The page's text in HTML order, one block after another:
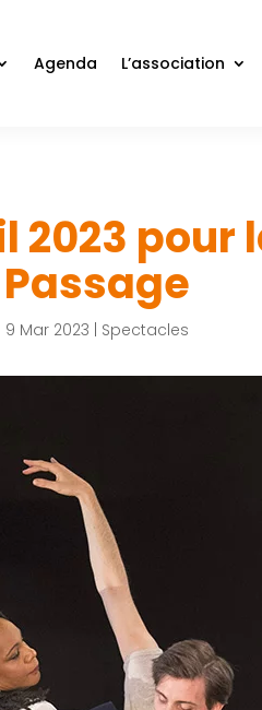
Agenda L’association
2023
Passage
9 Mar 2023 | Spectacles